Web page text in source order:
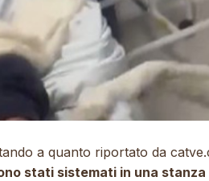
a quanto riportato da
stati sistemati in una